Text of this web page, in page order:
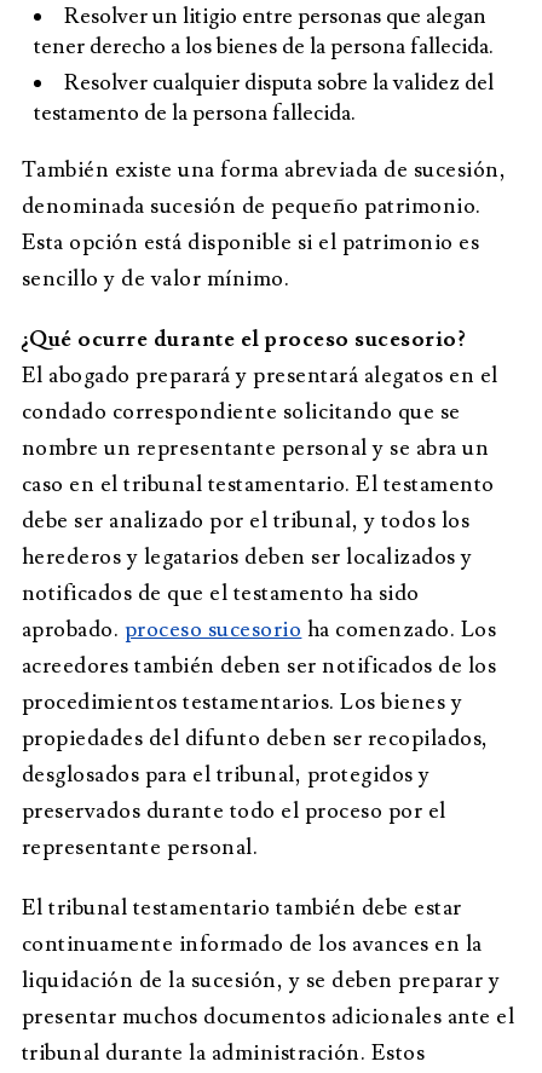
Resolver un litigio entre personas que alegan
tener derecho a los bienes de la persona fallecida.
Resolver cualquier disputa sobre la validez del
testamento de la persona fallecida.
También existe una forma abreviada de sucesión,
denominada sucesión de pequeño patrimonio.
Esta opción está disponible si el patrimonio es
sencillo y de valor mínimo.
¿Qué ocurre durante el proceso sucesorio?
El abogado preparará y presentará alegatos en el
condado correspondiente solicitando que se
nombre un representante personal y se abra un
caso en el tribunal testamentario. El testamento
debe ser analizado por el tribunal, y todos los
herederos y legatarios deben ser localizados y
notificados de que el testamento ha sido
aprobado. proceso sucesorio ha comenzado. Los
acreedores también deben ser notificados de los
procedimientos testamentarios. Los bienes y
propiedades del difunto deben ser recopilados,
desglosados para el tribunal, protegidos y
preservados durante todo el proceso por el
representante personal.
El tribunal testamentario también debe estar
continuamente informado de los avances en la
liquidación de la sucesión, y se deben preparar y
presentar muchos documentos adicionales ante el
tribunal durante la administración. Estos